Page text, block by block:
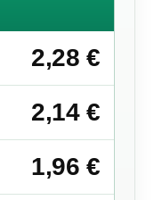
2,28 €
2,14 €
1,96 €